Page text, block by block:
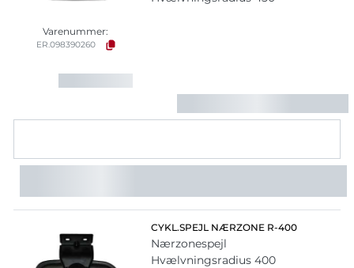
Varenummer:
ER.098390260
CYKL.SPEJL NÆRZONE R-400
Nærzonespejl
Hvælvningsradius 400